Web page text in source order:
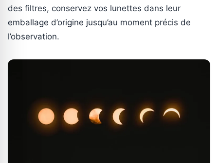
des filtres, conservez vos lunettes dans leur
emballage d’origine jusqu’au moment précis de
l’observation.